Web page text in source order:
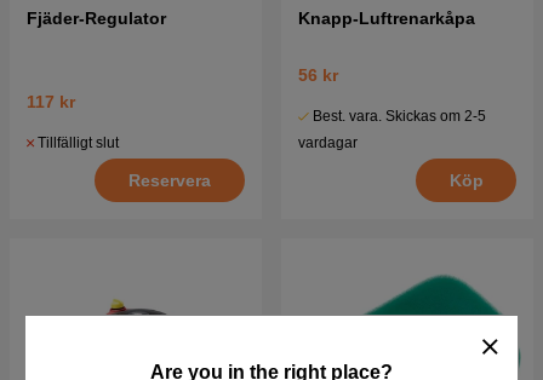
Are you in the right place?
Fjäder-Regulator
117 kr
Tillfälligt slut
Reservera
Knapp-Luftrenarkåpa
56 kr
Best. vara. Skickas om 2-5
vardagar
Köp